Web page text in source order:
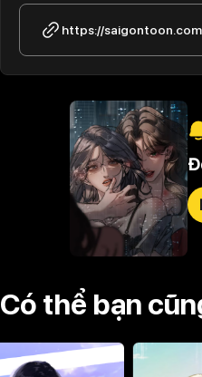
Có thể bạn